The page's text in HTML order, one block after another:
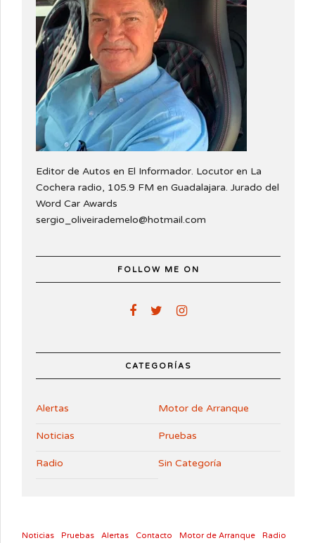
Editor de Autos en El Informador. Locutor en La
Cochera radio, 105.9 FM en Guadalajara. Jurado del
Word Car Awards
sergio_oliveirademelo@hotmail.com
FOLLOW ME ON
CATEGORÍAS
Alertas Motor de Arranque
Noticias Pruebas
Radio Sin Categoría
Noticias Pruebas Alertas Contacto Motor de Arranque Radio